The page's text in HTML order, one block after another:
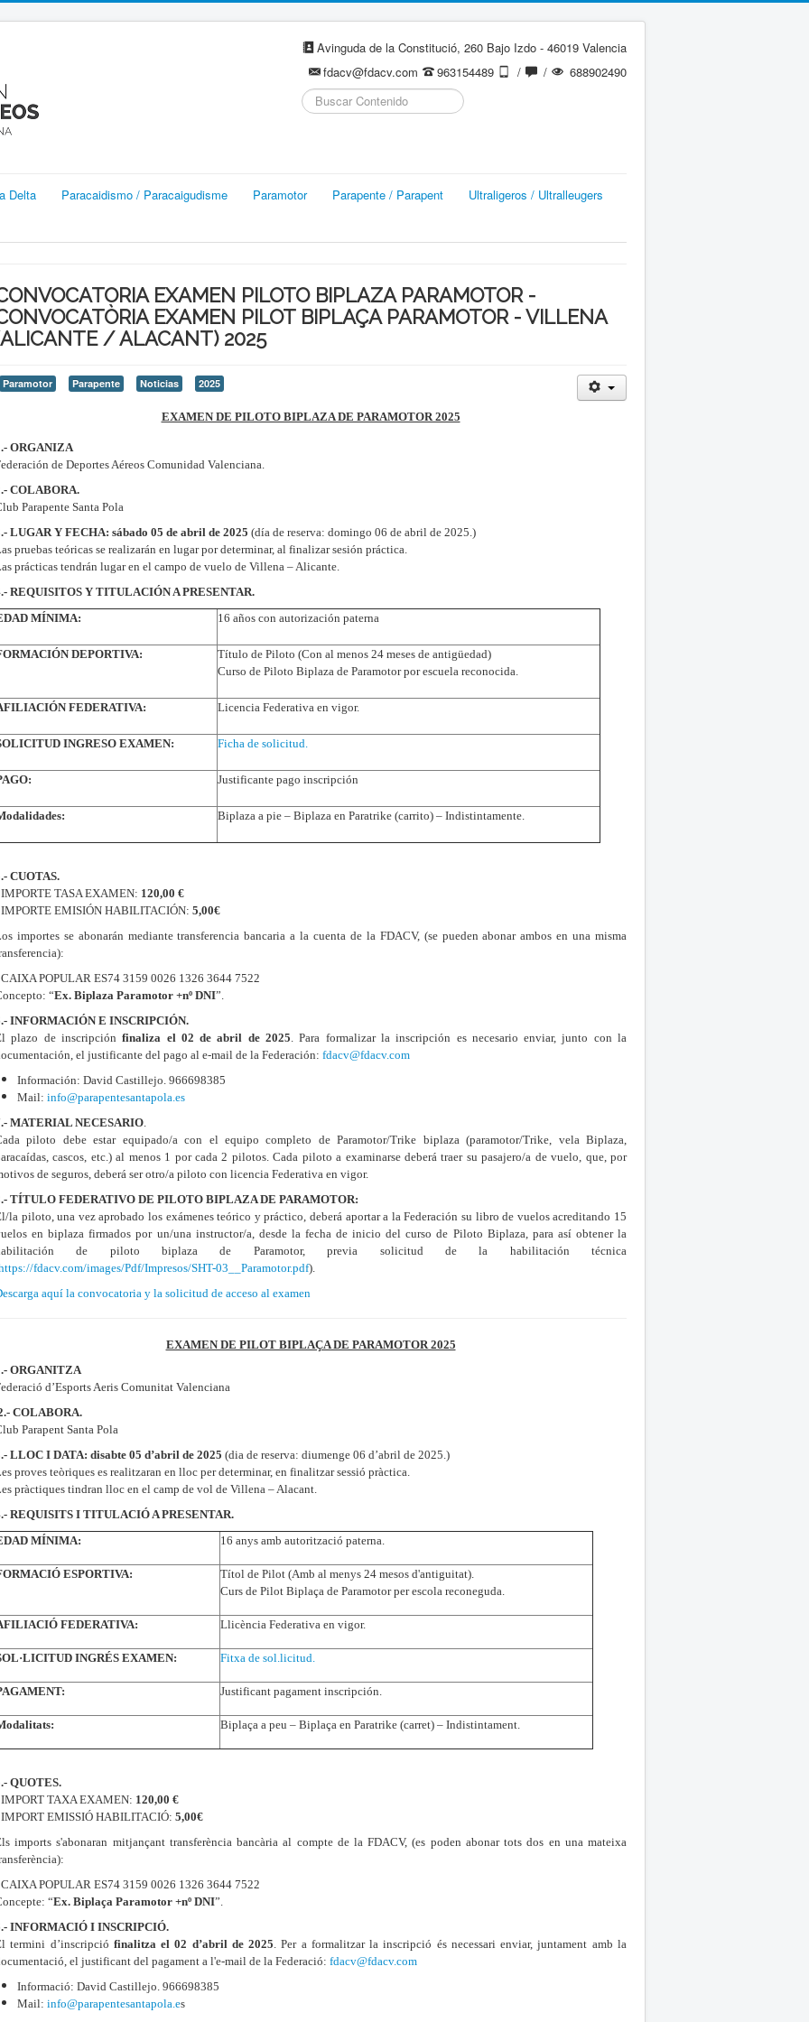
Avinguda de la Constitució, 260 Bajo Izdo - 46019 Valencia
fdacv@fdacv.com
963154489 / /
688902490
Buscar...
Delta Paracaidismo / Paracaigudisme Paramotor Parapente / Parapent
Ultraligeros / Ultralleugers
EXAMEN PILOTO BIPLAZA PARAMOTOR -
EXAMEN PILOT BIPLAÇA PARAMOTOR - VILLENA
/ ALACANT) 2025
Paramotor Parapente Noticias 2025
EXAMEN DE PILOTO BIPLAZA DE PARAMOTOR 2025
ORGANIZA
de Deportes Aéreos Comunidad Valenciana.
COLABORA.
Parapente Santa Pola
LUGAR Y FECHA: sábado 05 de abril de 2025 (día de reserva: domingo 06 de abril de 2025.)
pruebas teóricas se realizarán en lugar por determinar, al finalizar sesión práctica.
prácticas tendrán lugar en el campo de vuelo de Villena – Alicante.
REQUISITOS Y TITULACIÓN A PRESENTAR.
MÍNIMA:
16 años con autorización paterna
DEPORTIVA:
Título de Piloto (Con al menos 24 meses de antigüedad)
Curso de Piloto Biplaza de Paramotor por escuela reconocida.
FEDERATIVA: Licencia Federativa en vigor.
INGRESO EXAMEN: Ficha de solicitud.
Justificante pago inscripción
Biplaza a pie – Biplaza en Paratrike (carrito) – Indistintamente.
CUOTAS.
TASA EXAMEN: 120,00 €
EMISIÓN HABILITACIÓN: 5,00€
importes se abonarán mediante transferencia bancaria a la cuenta de la FDACV, (se pueden abonar ambos en una misma
POPULAR ES74 3159 0026 1326 3644 7522
“Ex. Biplaza Paramotor +nº DNI”.
INFORMACIÓN E INSCRIPCIÓN.
plazo de inscripciónfinaliza el 02 de abril de 2025. Para formalizar la inscripción es necesario enviar, junto con la
el justificante del pago al e-mail de la Federación: fdacv@fdacv.com
Información: David Castillejo. 966698385
Mail: info@parapentesantapola.es
MATERIAL NECESARIO.
piloto debe estar equipado/a con el equipo completo de Paramotor/Trike biplaza (paramotor/Trike, vela Biplaza,
cascos, etc.) al menos 1 por cada 2 pilotos. Cada piloto a examinarse deberá traer su pasajero/a de vuelo, que, por
de seguros, deberá ser otro/a piloto con licencia Federativa en vigor.
TÍTULO FEDERATIVO DE PILOTO BIPLAZA DE PARAMOTOR:
la piloto, una vez aprobado los exámenes teórico y práctico, deberá aportar a la Federación su libro de vuelos acreditando 15
en biplaza firmados por un/una instructor/a, desde la fecha de inicio del curso de Piloto Biplaza, para así obtener la
de piloto biplaza de Paramotor, previa solicitud de la habilitación técnica
fdacv.com/images/Pdf/Impresos/SHT-03__Paramotor.pdf).
aquí la convocatoria y la solicitud de acceso al examen
EXAMEN DE PILOT BIPLAÇA DE PARAMOTOR 2025
ORGANITZA
d’Esports Aeris Comunitat Valenciana
COLABORA.
Parapent Santa Pola
LLOC I DATA: disabte 05 d’abril de 2025 (dia de reserva: diumenge 06 d’abril de 2025.)
proves teòriques es realitzaran en lloc per determinar, en finalitzar sessió pràctica.
pràctiques tindran lloc en el camp de vol de Villena – Alacant.
REQUISITS I TITULACIÓ A PRESENTAR.
MÍNIMA:
16 anys amb autorització paterna.
ESPORTIVA:
Títol de Pilot (Amb al menys 24 mesos d'antiguitat).
Curs de Pilot Biplaça de Paramotor per escola reconeguda.
FEDERATIVA: Llicència Federativa en vigor.
INGRÉS EXAMEN: Fitxa de sol.licitud.
Justificant pagament inscripción.
Biplaça a peu – Biplaça en Paratrike (carret) – Indistintament.
QUOTES.
TAXA EXAMEN: 120,00 €
EMISSIÓ HABILITACIÓ: 5,00€
imports s'abonaran mitjançant transferència bancària al compte de la FDACV, (es poden abonar tots dos en una mateixa
POPULAR ES74 3159 0026 1326 3644 7522
“Ex. Biplaça Paramotor +nº DNI”.
INFORMACIÓ I INSCRIPCIÓ.
termini d’inscripció finalitza el 02 d’abril de 2025. Per a formalitzar la inscripció és necessari enviar, juntament amb la
el justificant del pagament a l'e-mail de la Federació: fdacv@fdacv.com
Informació: David Castillejo. 966698385
Mail: info@parapentesantapola.es